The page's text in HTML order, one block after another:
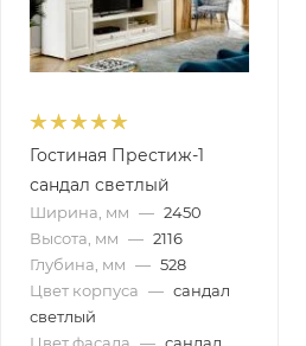
Гостиная Престиж-1
сандал светлый
Ширина, мм — 2450
Высота, мм — 2116
Глубина, мм — 528
Цвет корпуса — сандал
светлый